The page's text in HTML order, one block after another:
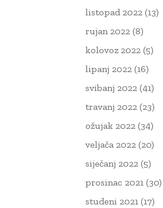
listopad 2022 (13)
rujan 2022 (8)
kolovoz 2022 (5)
lipanj 2022 (16)
svibanj 2022 (41)
travanj 2022 (23)
ožujak 2022 (34)
veljača 2022 (20)
siječanj 2022 (5)
prosinac 2021 (30)
studeni 2021 (17)